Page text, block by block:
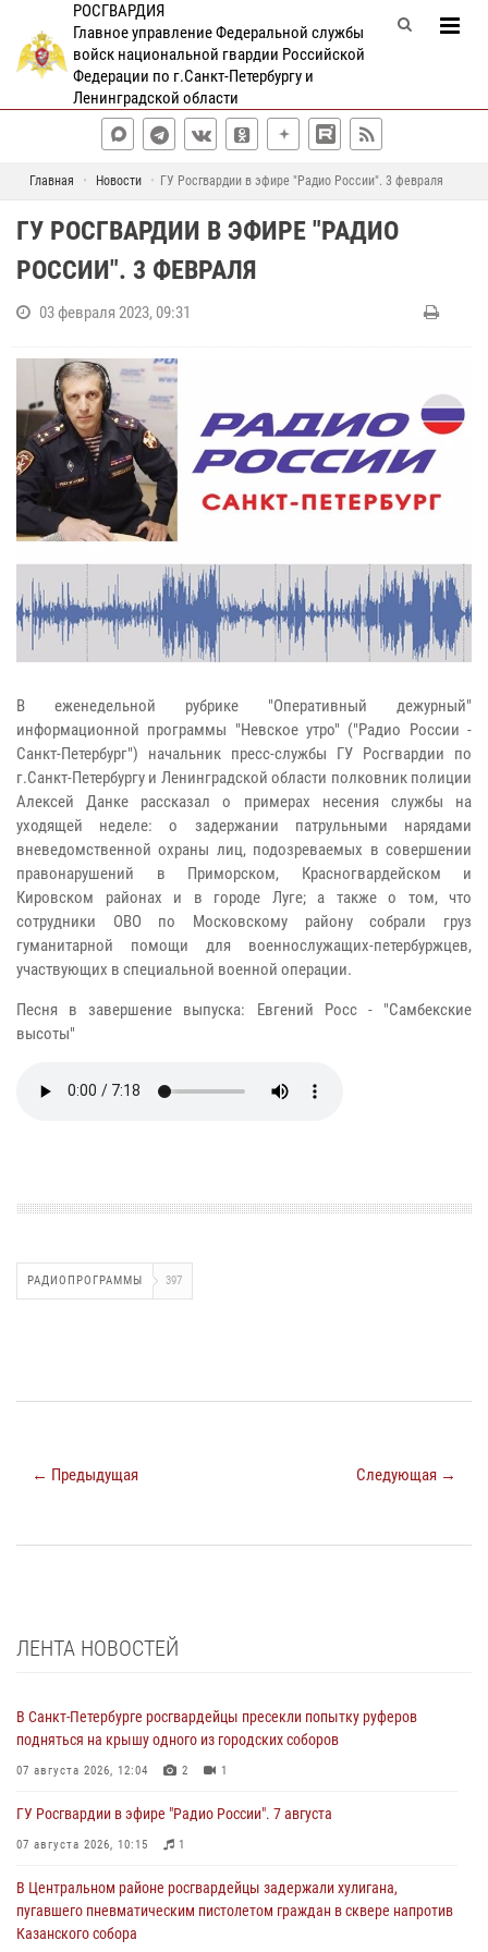
РОСГВАРДИЯ
Главное управление Федеральной службы
войск национальной гвардии Российской
Федерации по г.Санкт-Петербургу и
Ленинградской области
Главная Новости ГУ Росгвардии в эфире "Радио России". 3 февраля
ГУ РОСГВАРДИИ В ЭФИРЕ "РАДИО
РОССИИ". 3 ФЕВРАЛЯ
03 февраля 2023, 09:31
В еженедельной рубрике "Оперативный дежурный"
информационной программы "Невское утро" ("Радио России -
Санкт-Петербург") начальник пресс-службы ГУ Росгвардии по
г.Санкт-Петербургу и Ленинградской области полковник полиции
Алексей Данке рассказал о примерах несения службы на
уходящей неделе: о задержании патрульными нарядами
вневедомственной охраны лиц, подозреваемых в совершении
правонарушений в Приморском, Красногвардейском и
Кировском районах и в городе Луге; а также о том, что
сотрудники ОВО по Московскому району собрали груз
гуманитарной помощи для военнослужащих-петербуржцев,
участвующих в специальной военной операции.
Песня в завершение выпуска: Евгений Росс - "Самбекские
высоты"
РАДИОПРОГРАММЫ 397
← Предыдущая Следующая →
ЛЕНТА НОВОСТЕЙ
В Санкт-Петербурге росгвардейцы пресекли попытку руферов
подняться на крышу одного из городских соборов
07 августа 2026, 12:04 2 1
ГУ Росгвардии в эфире "Радио России". 7 августа
07 августа 2026, 10:15 1
В Центральном районе росгвардейцы задержали хулигана,
пугавшего пневматическим пистолетом граждан в сквере напротив
Казанского собора